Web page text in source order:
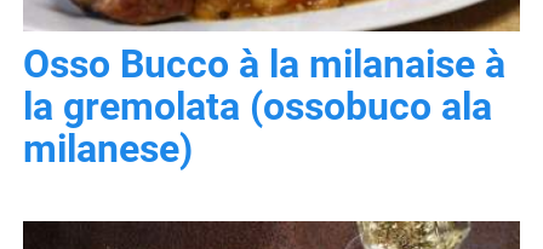
Osso Bucco à la milanaise à
la gremolata (ossobuco ala
milanese)